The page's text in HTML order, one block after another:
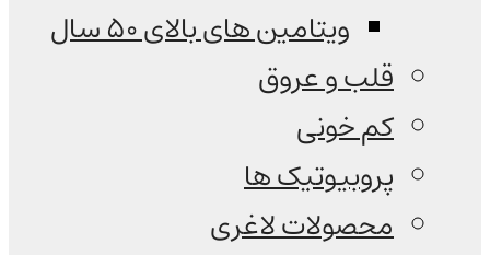
ویتامین های بالای 50 سال
قلب و عروق
کم خونی
پروبیوتیک ها
محصولات لاغری